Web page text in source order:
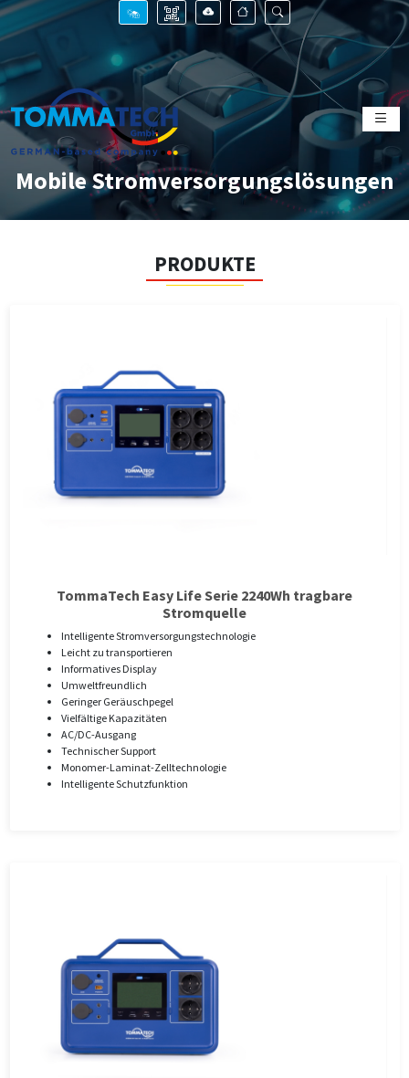
Mobile Stromversorgungslösungen
PRODUKTE
TommaTech Easy Life Serie 2240Wh tragbare
Stromquelle
Intelligente Stromversorgungstechnologie
Leicht zu transportieren
Informatives Display
Umweltfreundlich
Geringer Geräuschpegel
Vielfältige Kapazitäten
AC/DC-Ausgang
Technischer Support
Monomer-Laminat-Zelltechnologie
Intelligente Schutzfunktion